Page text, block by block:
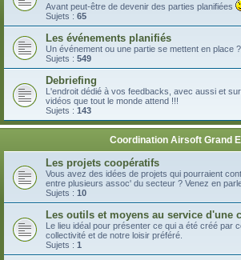
Avant peut-être de devenir des parties planifiées
Sujets : 65
Les événements planifiés
Un événement ou une partie se mettent en place
Sujets : 549
Debriefing
L'endroit dédié à vos feedbacks, avec aussi et
vidéos que tout le monde attend !!!
Sujets : 143
Coordination Airsoft Grand
Les projets coopératifs
Vous avez des idées de projets qui pourraient
entre plusieurs assoc' du secteur ? Venez en
Sujets : 10
Les outils et moyens au service d'une
Le lieu idéal pour présenter ce qui a été créé par
collectivité et de notre loisir préféré.
Sujets : 1